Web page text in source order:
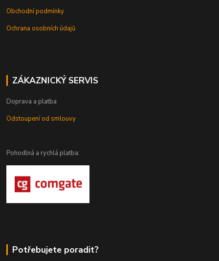
Obchodní podmínky
Ochrana osobních údajů
ZÁKAZNICKÝ SERVIS
Doprava a platba
Odstoupení od smlouvy
Pohodlná a rychlá platba:
Potřebujete poradit?